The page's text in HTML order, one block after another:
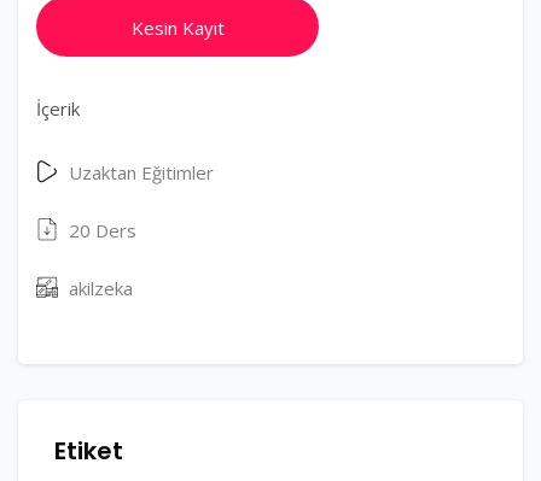
Kesin Kayıt
İçerik
Uzaktan Eğitimler
20 Ders
akilzeka
Etiket